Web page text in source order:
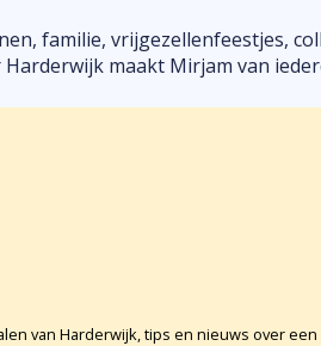
familie, vrijgezellenfeestjes,
maakt Mirjam van
van Harderwijk, tips en nieuws over